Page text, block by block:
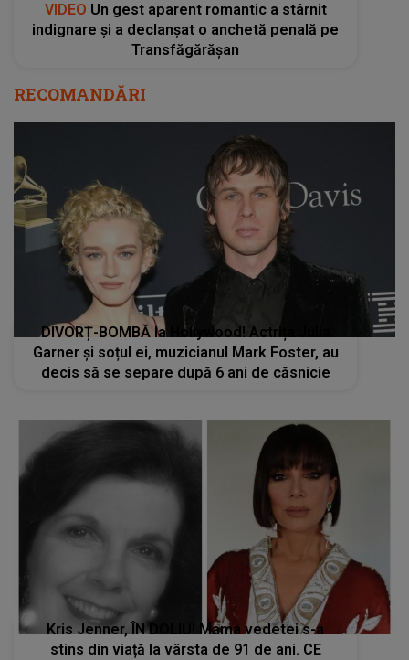
VIDEO Un gest aparent romantic a stârnit
indignare și a declanșat o anchetă penală pe
Transfăgărășan
RECOMANDĂRI
DIVORȚ-BOMBĂ la Hollywood! Actrița Julia
Garner și soțul ei, muzicianul Mark Foster, au
decis să se separe după 6 ani de căsnicie
Kris Jenner, ÎN DOLIU! Mama vedetei s-a
stins din viață la vârsta de 91 de ani. CE